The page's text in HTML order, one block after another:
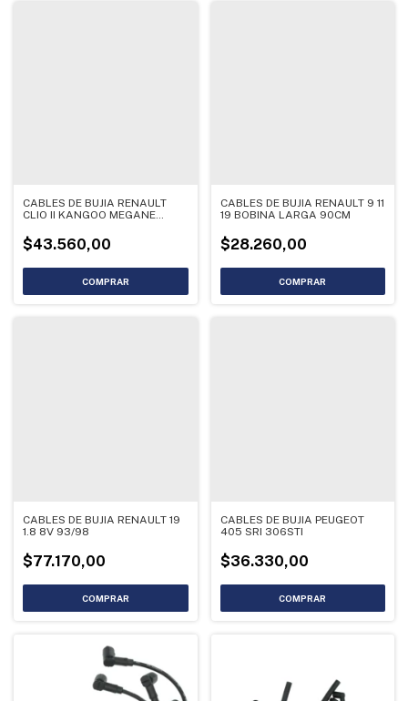
CABLES DE BUJIA RENAULT
CLIO II KANGOO MEGANE
$43.560,00
CABLES DE BUJIA RENAULT 9 11
19 BOBINA LARGA 90CM
$28.260,00
CABLES DE BUJIA RENAULT 19
1.8 8V 93/98
$77.170,00
CABLES DE BUJIA PEUGEOT
405 SRI 306STI
$36.330,00